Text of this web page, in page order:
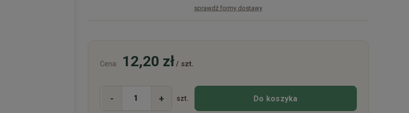
sprawdź formy dostawy
Cena: 12,20 zł/ szt.
- + szt. Do koszyka